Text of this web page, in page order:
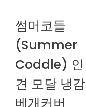
썸머코들
(Summer
Coddle) 인
견 모달 냉감
베개커버